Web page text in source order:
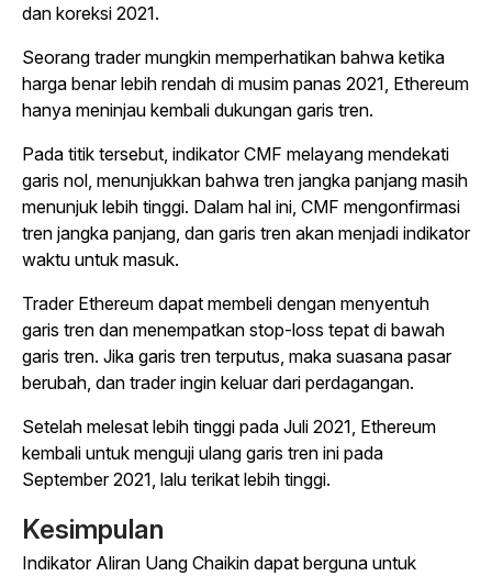
dan koreksi 2021.
Seorang trader mungkin memperhatikan bahwa ketika
harga benar lebih rendah di musim panas 2021, Ethereum
hanya meninjau kembali dukungan garis tren.
Pada titik tersebut, indikator CMF melayang mendekati
garis nol, menunjukkan bahwa tren jangka panjang masih
menunjuk lebih tinggi. Dalam hal ini, CMF mengonfirmasi
tren jangka panjang, dan garis tren akan menjadi indikator
waktu untuk masuk.
Trader Ethereum dapat membeli dengan menyentuh
garis tren dan menempatkan stop-loss tepat di bawah
garis tren. Jika garis tren terputus, maka suasana pasar
berubah, dan trader ingin keluar dari perdagangan.
Setelah melesat lebih tinggi pada Juli 2021, Ethereum
kembali untuk menguji ulang garis tren ini pada
September 2021, lalu terikat lebih tinggi.
Kesimpulan
Indikator Aliran Uang Chaikin dapat berguna untuk